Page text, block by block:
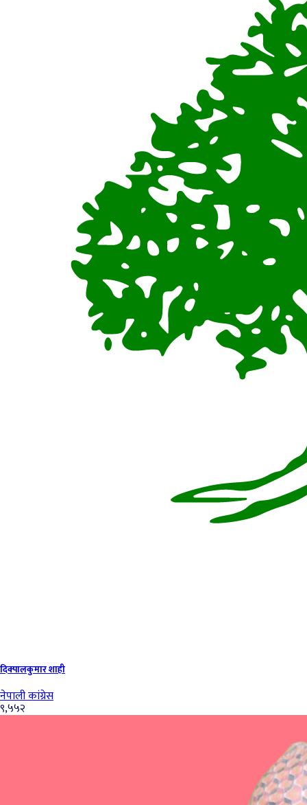
दिक्पालकुमार शाही
नेपाली कांग्रेस
९,५५२